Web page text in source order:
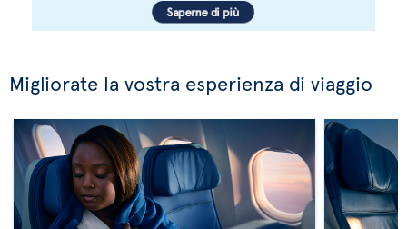
Migliorate la vostra esperienza di viaggio